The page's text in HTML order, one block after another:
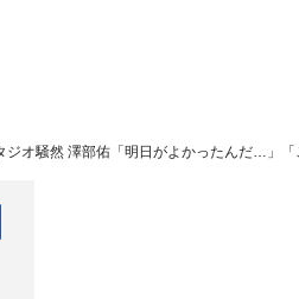
オ騒然 澤部佑「明日がよかったんだ…」「